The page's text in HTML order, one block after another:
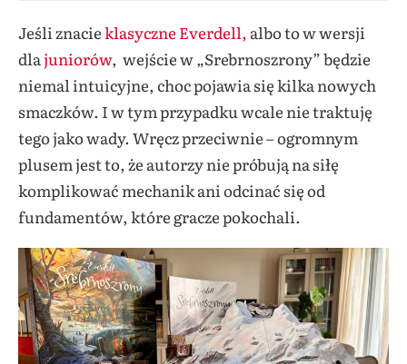
Jeśli znacieklasyczne Everdell, albo to w wersji
dlajuniorów, wejście w „Srebrnoszrony” będzie
niemal intuicyjne, choc pojawia się kilka nowych
smaczków. I w tym przypadku wcale nie traktuję
tego jako wady. Wręcz przeciwnie – ogromnym
plusem jest to, że autorzy nie próbują na siłę
komplikować mechanik ani odcinać się od
fundamentów, które gracze pokochali.